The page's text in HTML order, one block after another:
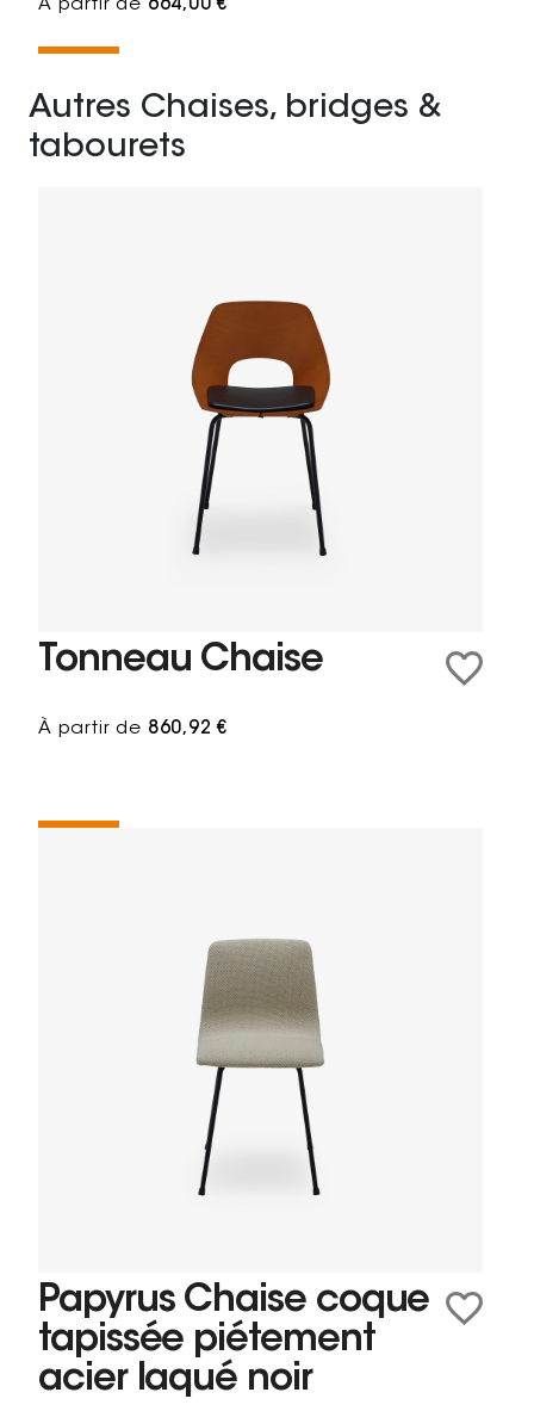
À partir de 664,00 €
Autres Chaises, bridges &
tabourets
Tonneau Chaise
À partir de 860,92 €
Papyrus Chaise coque
tapissée piétement
acier laqué noir